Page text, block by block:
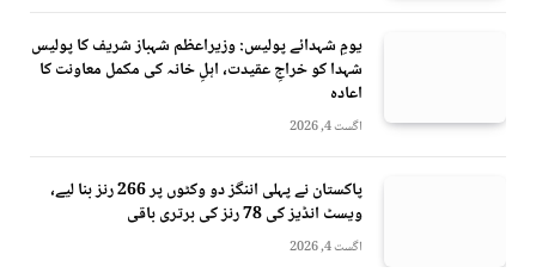
یومِ شہدائے پولیس: وزیراعظم شہباز شریف کا پولیس
شہدا کو خراجِ عقیدت، اہلِ خانہ کی مکمل معاونت کا
اعادہ
اگست 4, 2026
پاکستان نے پہلی اننگز دو وکٹوں پر 266 رنز بنا لیے،
ویسٹ انڈیز کی 78 رنز کی برتری باقی
اگست 4, 2026